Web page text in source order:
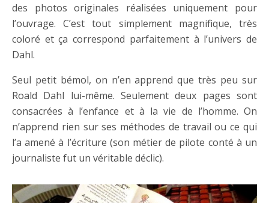
des photos originales réalisées uniquement pour
l’ouvrage. C’est tout simplement magnifique, très
coloré et ça correspond parfaitement à l’univers de
Dahl.
Seul petit bémol, on n’en apprend que très peu sur
Roald Dahl lui-même. Seulement deux pages sont
consacrées à l’enfance et à la vie de l’homme. On
n’apprend rien sur ses méthodes de travail ou ce qui
l’a amené à l’écriture (son métier de pilote conté à un
journaliste fut un véritable déclic).